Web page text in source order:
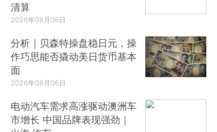
清算
2026年08月06日
分析｜贝森特操盘稳日元，操
作巧思能否撬动美日货币基本
面
2026年08月06日
电动汽车需求高涨驱动澳洲车
市增长 中国品牌表现强劲｜